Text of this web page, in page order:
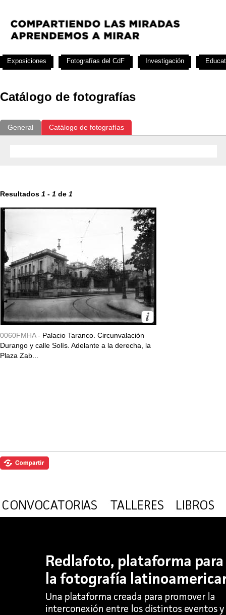
Catálogo de fotografías
General Catálogo de fotografías
Resultados 1 - 1 de 1
0060FMHA - Palacio Taranco. Circunvalación
Durango y calle Solís. Adelante a la derecha, la
Plaza Zab...
Exposiciones Fotografías del CdF Investigación